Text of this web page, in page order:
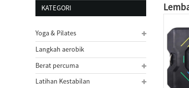
KATEGORI
Yoga & Pilates
Langkah aerobik
Berat percuma
Latihan Kestabilan